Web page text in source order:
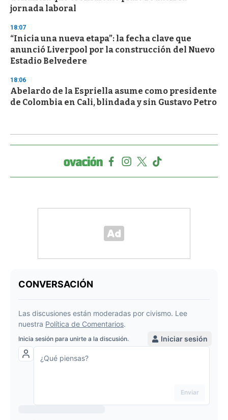
jornada laboral
18:07
“Inicia una nueva etapa”: la fecha clave que
anunció Liverpool por la construcción del Nuevo
Estadio Belvedere
18:06
Abelardo de la Espriella asume como presidente
de Colombia en Cali, blindada y sin Gustavo Petro